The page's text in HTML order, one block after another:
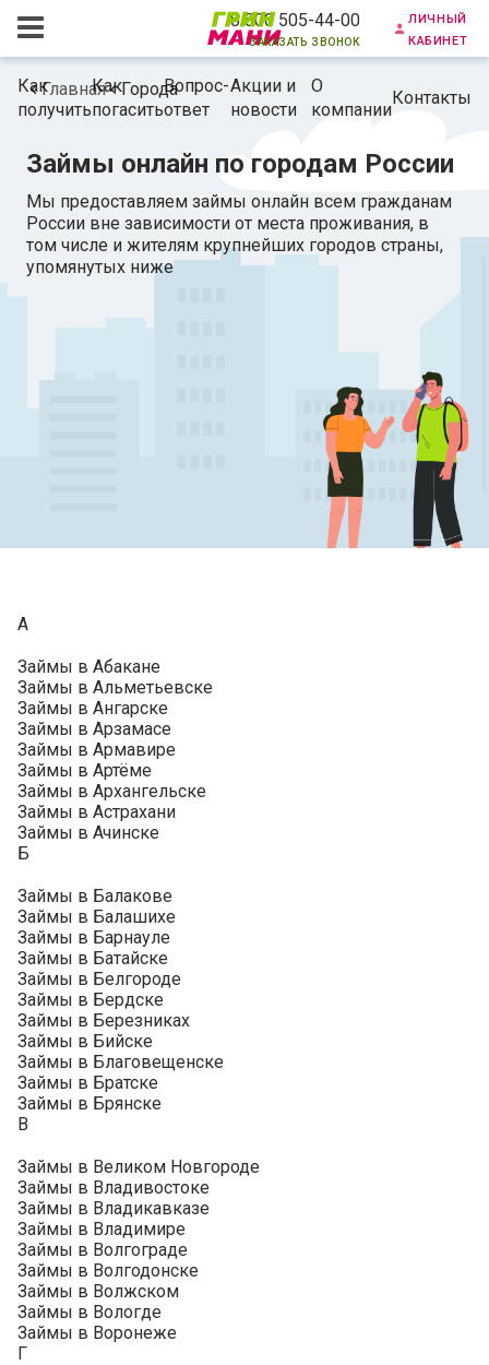
8 800 505-44-00
заказать звонок
личный
кабинет
Как
получить
Как
погасить
Вопрос-
ответ
Акции и
новости
О
компании
Контакты
Главная Города
Займы онлайн по городам России
Мы предоставляем займы онлайн всем гражданам
России вне зависимости от места проживания, в
том числе и жителям крупнейших городов страны,
упомянутых ниже
А
Займы в Абакане
Займы в Альметьевске
Займы в Ангарске
Займы в Арзамасе
Займы в Армавире
Займы в Артёме
Займы в Архангельске
Займы в Астрахани
Займы в Ачинске
Б
Займы в Балакове
Займы в Балашихе
Займы в Барнауле
Займы в Батайске
Займы в Белгороде
Займы в Бердске
Займы в Березниках
Займы в Бийске
Займы в Благовещенске
Займы в Братске
Займы в Брянске
В
Займы в Великом Новгороде
Займы в Владивостоке
Займы в Владикавказе
Займы в Владимире
Займы в Волгограде
Займы в Волгодонске
Займы в Волжском
Займы в Вологде
Займы в Воронеже
Г